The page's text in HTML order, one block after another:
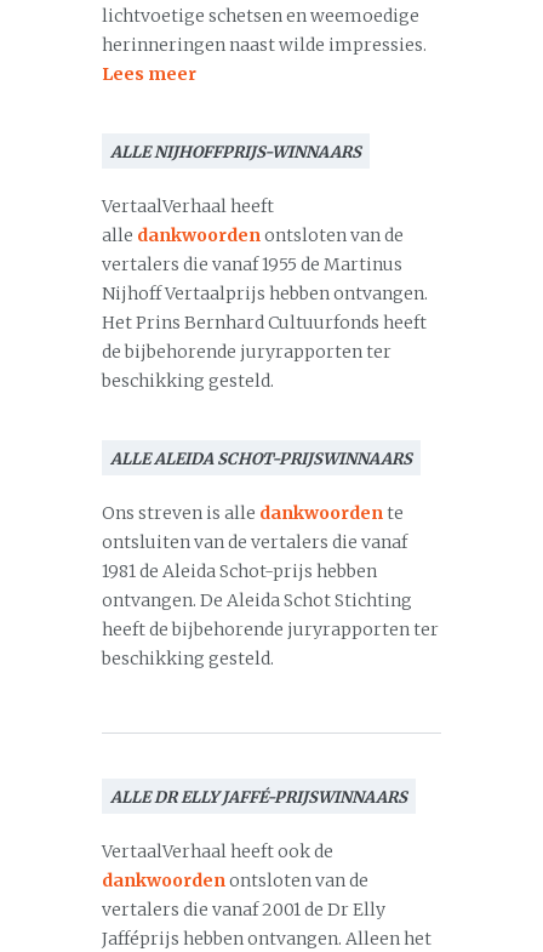
lichtvoetige schetsen en weemoedige
herinneringen naast wilde impressies.
Lees meer
ALLE NIJHOFFPRIJS-WINNAARS
VertaalVerhaal heeft
alle dankwoordenontsloten van de
vertalers die vanaf 1955 de Martinus
Nijhoff Vertaalprijs hebben ontvangen.
Het Prins Bernhard Cultuurfonds heeft
de bijbehorende juryrapporten ter
beschikking gesteld.
ALLE ALEIDA SCHOT-PRIJSWINNAARS
Ons streven is alle dankwoordente
ontsluiten van de vertalers die vanaf
1981 de Aleida Schot-prijs hebben
ontvangen. De Aleida Schot Stichting
heeft de bijbehorende juryrapporten ter
beschikking gesteld.
ALLE DR ELLY JAFFÉ-PRIJSWINNAARS
VertaalVerhaal heeft ook de
dankwoordenontsloten van de
vertalers die vanaf 2001 de Dr Elly
Jafféprijs hebben ontvangen. Alleen het